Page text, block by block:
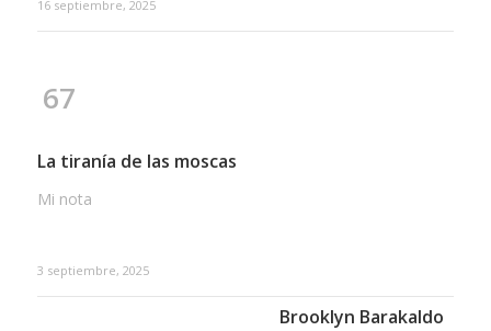
16 septiembre, 2025
67
La tiranía de las moscas
Mi nota
3 septiembre, 2025
Brooklyn Barakaldo